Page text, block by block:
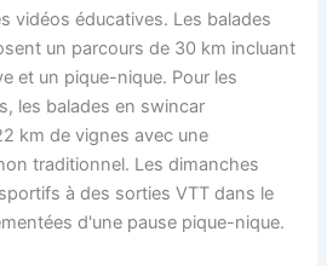
vidéos éducatives. Les balades
un parcours de 30 km incluant
et un pique-nique. Pour les
les balades en swincar
km de vignes avec une
traditionnel. Les dimanches
à des sorties VTT dans le
d'une pause pique-nique.